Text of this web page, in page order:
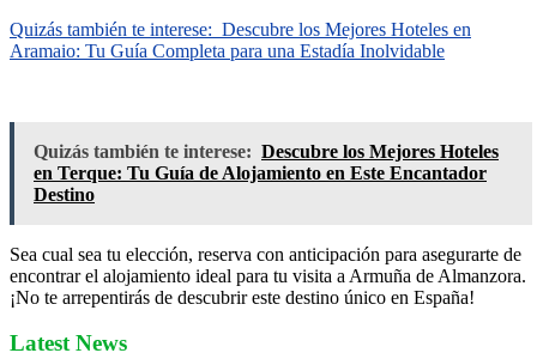
Quizás también te interese: Descubre los Mejores Hoteles en
Aramaio: Tu Guía Completa para una Estadía Inolvidable
Quizás también te interese: Descubre los Mejores Hoteles
en Terque: Tu Guía de Alojamiento en Este Encantador
Destino
Sea cual sea tu elección, reserva con anticipación para asegurarte de
encontrar el alojamiento ideal para tu visita a Armuña de Almanzora.
¡No te arrepentirás de descubrir este destino único en España!
Latest News